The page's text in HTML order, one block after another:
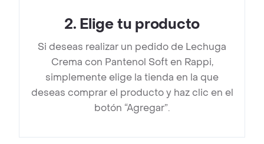
2. Elige tu producto
Si deseas realizar un pedido de Lechuga
Crema con Pantenol Soft en Rappi,
simplemente elige la tienda en la que
deseas comprar el producto y haz clic en el
botón “Agregar”.